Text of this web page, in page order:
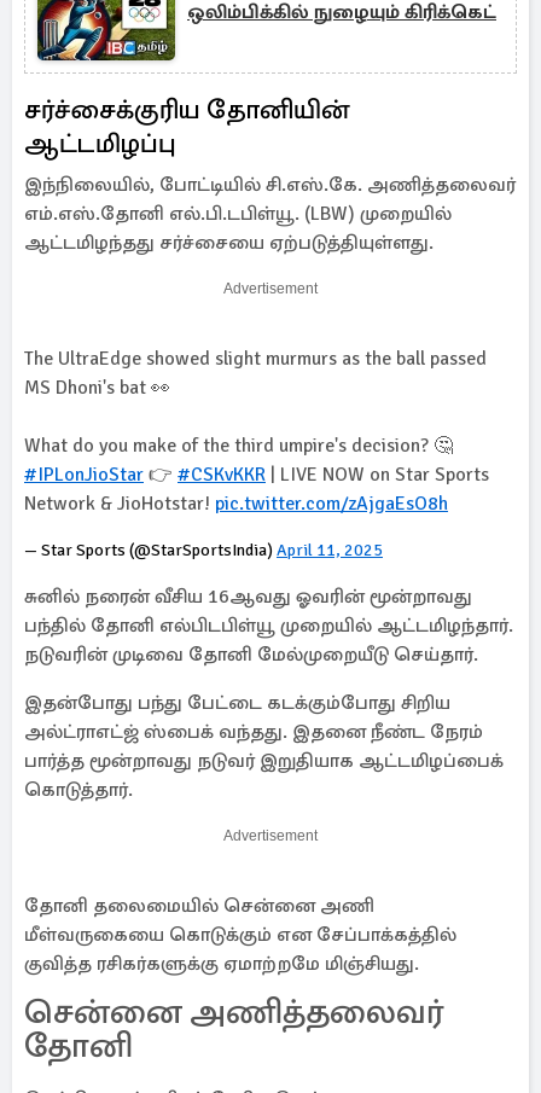
ஒலிம்பிக்கில் நுழையும் கிரிக்கெட்
சர்ச்சைக்குரிய தோனியின்
ஆட்டமிழப்பு
இந்நிலையில், போட்டியில் சி.எஸ்.கே. அணித்தலைவர்
எம்.எஸ்.தோனி எல்.பி.டபிள்யூ. (LBW) முறையில்
ஆட்டமிழந்தது சர்ச்சையை ஏற்படுத்தியுள்ளது.
Advertisement
The UltraEdge showed slight murmurs as the ball passed
MS Dhoni's bat 👀
What do you make of the third umpire's decision? 🤔
#IPLonJioStar 👉 #CSKvKKR | LIVE NOW on Star Sports
Network & JioHotstar! pic.twitter.com/zAjgaEsO8h
— Star Sports (@StarSportsIndia) April 11, 2025
சுனில் நரைன் வீசிய 16ஆவது ஓவரின் மூன்றாவது
பந்தில் தோனி எல்பிடபிள்யூ முறையில் ஆட்டமிழந்தார்.
நடுவரின் முடிவை தோனி மேல்முறையீடு செய்தார்.
இதன்போது பந்து பேட்டை கடக்கும்போது சிறிய
அல்ட்ராஎட்ஜ் ஸ்பைக் வந்தது. இதனை நீண்ட நேரம்
பார்த்த மூன்றாவது நடுவர் இறுதியாக ஆட்டமிழப்பைக்
கொடுத்தார்.
Advertisement
தோனி தலைமையில் சென்னை அணி
மீள்வருகையை கொடுக்கும் என சேப்பாக்கத்தில்
குவித்த ரசிகர்களுக்கு ஏமாற்றமே மிஞ்சியது.
சென்னை அணித்தலைவர்
தோனி